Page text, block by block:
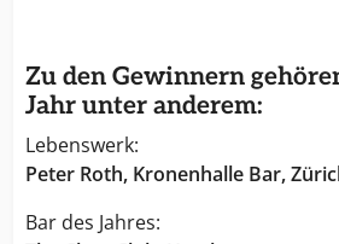
Zu den Gewinnern
Jahr unter anderem:
Lebenswerk:
Peter Roth, Kronenhalle Bar,
Bar des Jahres: